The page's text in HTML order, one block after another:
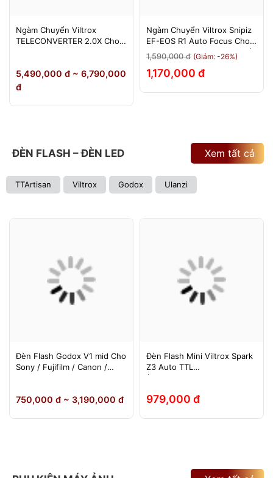
Ngàm Chuyển Viltrox
TELECONVERTER 2.0X Cho
Tháng
5,490,000 đ ~ 6,790,000
đ
Ngàm Chuyển Viltrox Snipiz
EF-EOS R1 Auto Focus Cho
Canon EOS R/RP/R5/R6 - Bảo
Hành 12 Tháng 1 Đổi 1
1,590,000 đ (Giảm: -26%)
1,170,000 đ
ĐÈN FLASH – ĐÈN LED
TTArtisan Viltrox Godox Ulanzi
Xem tất cả
Đèn Flash Godox V1 mid Cho
Sony / Fujifilm / Canon /
750,000 đ ~ 3,190,000 đ
Đèn Flash Mini Viltrox Spark
Z3 Auto TTL
(Fuji/Sony/Canon/Nikon)
979,000 đ